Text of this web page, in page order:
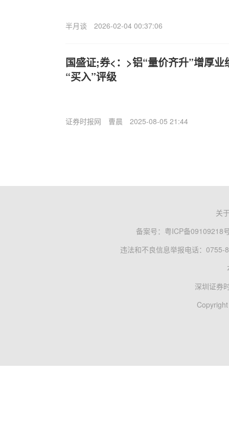
半月谈 2026-02-04 00:37:06
国盛证;券<：>铝“量价齐升”增厚
“买入”评级
证券时报网 曹晨 2025-08-05 21:44
关
备案号： 粤ICP备09109218
违法和不良信息举报电话：0755-
深圳证券